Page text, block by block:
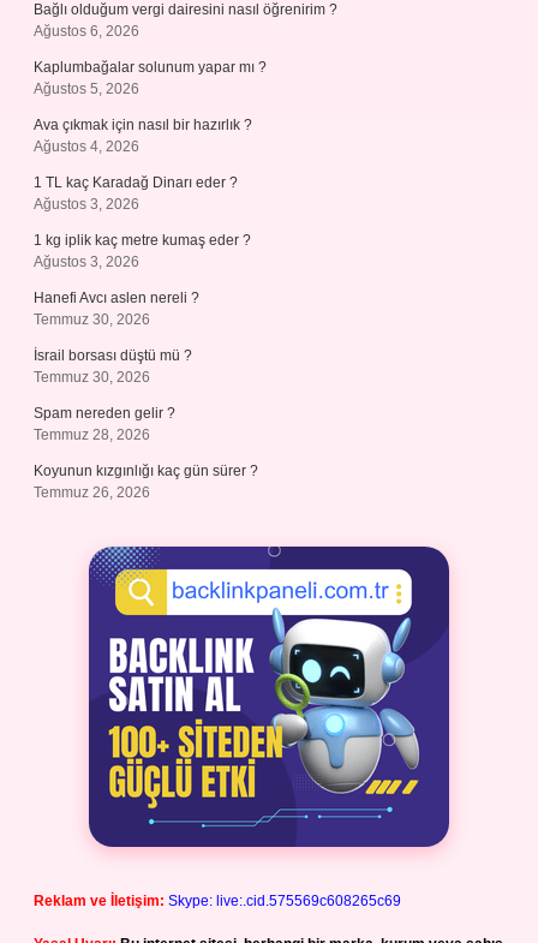
Bağlı olduğum vergi dairesini nasıl öğrenirim ?
Ağustos 6, 2026
Kaplumbağalar solunum yapar mı ?
Ağustos 5, 2026
Ava çıkmak için nasıl bir hazırlık ?
Ağustos 4, 2026
1 TL kaç Karadağ Dinarı eder ?
Ağustos 3, 2026
1 kg iplik kaç metre kumaş eder ?
Ağustos 3, 2026
Hanefi Avcı aslen nereli ?
Temmuz 30, 2026
İsrail borsası düştü mü ?
Temmuz 30, 2026
Spam nereden gelir ?
Temmuz 28, 2026
Koyunun kızgınlığı kaç gün sürer ?
Temmuz 26, 2026
Reklam ve İletişim: Skype: live:.cid.575569c608265c69